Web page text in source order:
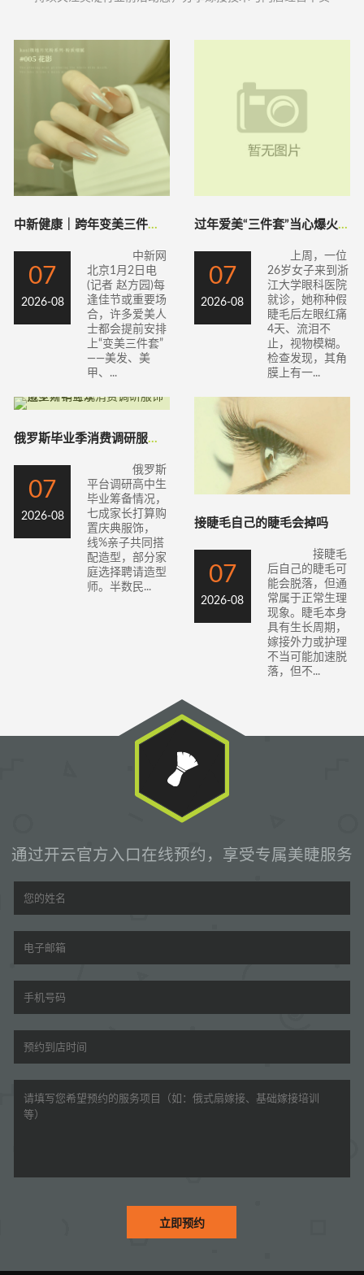
中新健康｜跨年变美三件套怎么做更健康？
07
2026-08
中新网
北京1月2日电
(记者 赵方园)每
逢佳节或重要场
合，许多爱美人
士都会提前安排
上“变美三件套”
——美发、美
甲、...
过年爱美“三件套”当心爆火的它暗藏“陷阱
07
2026-08
上周，一位
26岁女子来到浙
江大学眼科医院
就诊，她称种假
睫毛后左眼红痛
4天、流泪不
止，视物模糊。
检查发现，其角
膜上有一...
俄罗斯毕业季消费调研服饰造型开销可观
07
2026-08
俄罗斯
平台调研高中生
毕业筹备情况，
七成家长打算购
置庆典服饰，
线%亲子共同搭
配造型，部分家
庭选择聘请造型
师。半数民...
接睫毛自己的睫毛会掉吗
07
2026-08
接睫毛
后自己的睫毛可
能会脱落，但通
常属于正常生理
现象。睫毛本身
具有生长周期，
嫁接外力或护理
不当可能加速脱
落，但不...
通过开云官方入口在线预约，享受专属美睫服务